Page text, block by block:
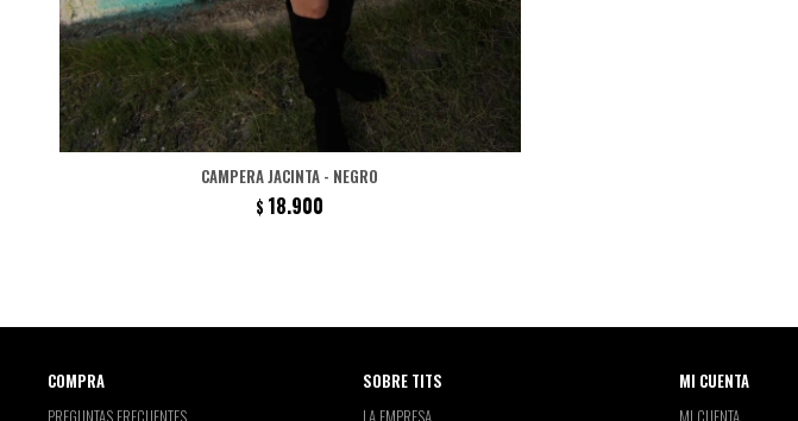
CAMPERA JACINTA - NEGRO
$ 18.900
SOBRE TITS
LA EMPRESA
COMPRA
PREGUNTAS FRECUENTES
MI CUENTA
MI CUENTA